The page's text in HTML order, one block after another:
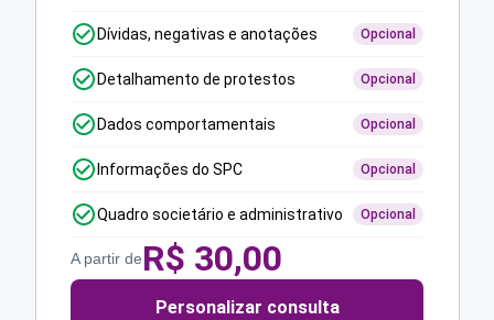
Dívidas, negativas e anotações Opcional
Detalhamento de protestos Opcional
Dados comportamentais Opcional
Informações do SPC Opcional
Quadro societário e administrativo Opcional
A partir deR$ 30,00
Personalizar consulta